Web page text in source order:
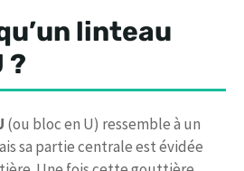
linteau
?
(ou bloc en U) ressemble à un
sa partie centrale est évidée